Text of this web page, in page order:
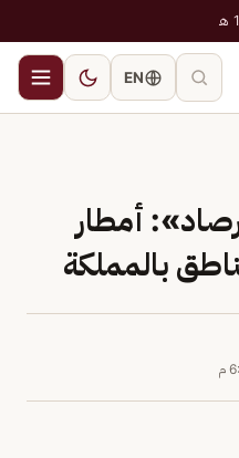
EN
أمطار
بالمملكة
م